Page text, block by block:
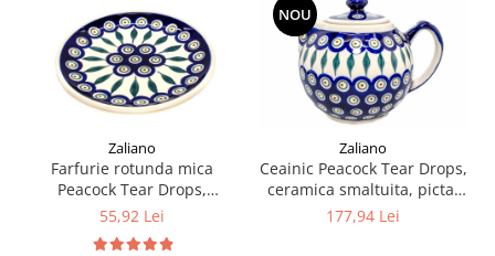
Zaliano
Farfurie rotunda mica
Peacock Tear Drops,
ceramica smaltuita, pictata
55,92 Lei
NOU
Zaliano
Ceainic Peacock Tear Drops,
ceramica smaltuita, pictat
manual, 1 L
177,94 Lei